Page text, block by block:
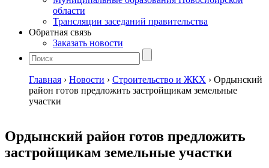
области
Трансляции заседаний правительства
Обратная связь
Заказать новости
Главная › Новости › Строительство и ЖКХ › Ордынский
район готов предложить застройщикам земельные
участки
Ордынский район готов предложить
застройщикам земельные участки